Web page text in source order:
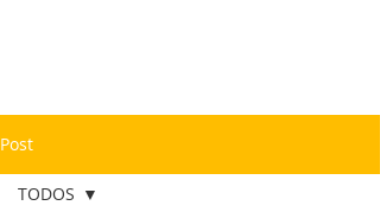
Post
TODOS